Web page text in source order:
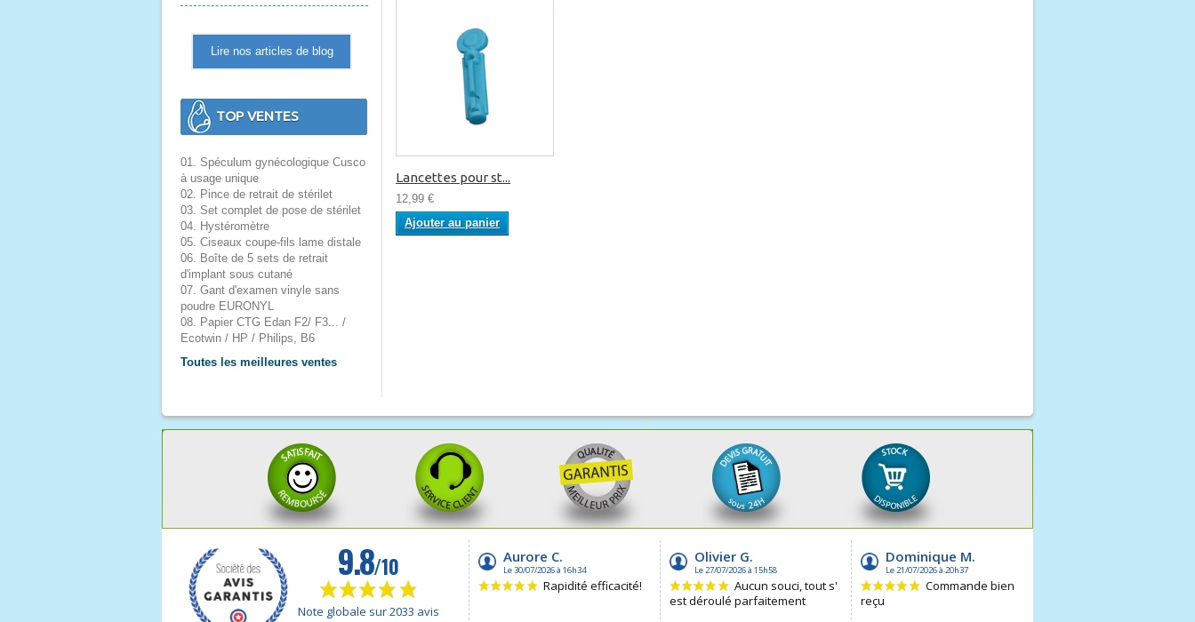
Lire nos articles de blog
TOP VENTES
01. Spéculum gynécologique Cusco
à usage unique
02. Pince de retrait de stérilet
03. Set complet de pose de stérilet
04. Hystéromètre
05. Ciseaux coupe-fils lame distale
06. Boîte de 5 sets de retrait
d'implant sous cutané
07. Gant d'examen vinyle sans
poudre EURONYL
08. Papier CTG Edan F2/ F3... /
Ecotwin / HP / Philips, B6
Toutes les meilleures ventes
Lancettes pour st...
12,99 €
Ajouter au panier